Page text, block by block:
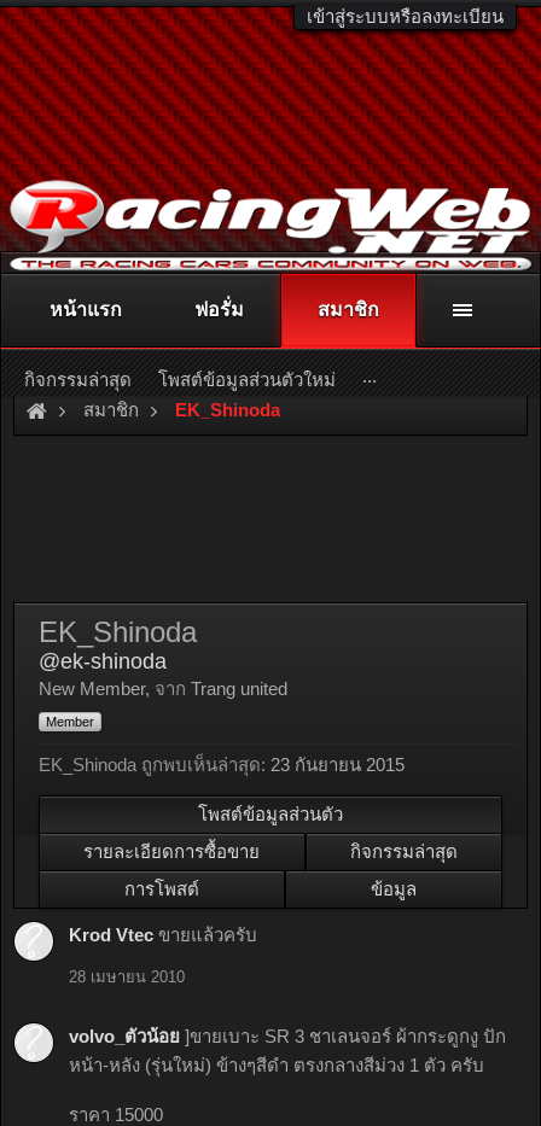
เข้าสู่ระบบหรือลงทะเบียน
ติดต่อลงโฆษณา racingweb@gmail.comหรือโทร. 081-811-1138
หรืออ่านรายละเอียดเพิ่มเติม คลิกที่นี่
สมาชิก EK_Shinoda
EK_Shinoda
@ek-shinoda
New Member, จาก Trang united
Member
EK_Shinoda ถูกพบเห็นล่าสุด: 23 กันยายน 2015
โพสต์ข้อมูลส่วนตัว
รายละเอียดการซื้อขาย
กิจกรรมล่าสุด
การโพสต์
ข้อมูล
Krod Vtec ขายแล้วครับ
28 เมษายน 2010
volvo_ตัวน้อย ]ขายเบาะ SR 3 ชาเลนจอร์ ผ้ากระดูกงู ปัก
หน้า-หลัง (รุ่นใหม่) ข้างๆสีดำ ตรงกลางสีม่วง 1 ตัว ครับ
ราคา 15000
หน้าแรก ฟอรั่ม สมาชิก
กิจกรรมล่าสุด โพสต์ข้อมูลส่วนตัวใหม่ ...